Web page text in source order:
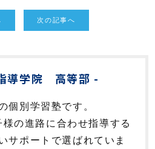
次の記事へ
導学院 高等部
個別学習塾です。
の進路に合わせ指導する
サポートで選ばれていま